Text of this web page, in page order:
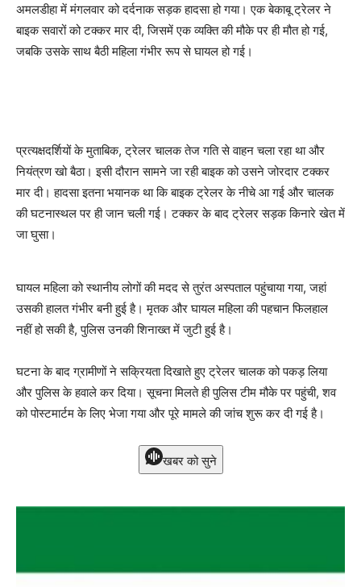
अमलडीहा में मंगलवार को दर्दनाक सड़क हादसा हो गया। एक बेकाबू ट्रेलर ने
बाइक सवारों को टक्कर मार दी, जिसमें एक व्यक्ति की मौके पर ही मौत हो गई,
जबकि उसके साथ बैठी महिला गंभीर रूप से घायल हो गई।
प्रत्यक्षदर्शियों के मुताबिक, ट्रेलर चालक तेज गति से वाहन चला रहा था और
नियंत्रण खो बैठा। इसी दौरान सामने जा रही बाइक को उसने जोरदार टक्कर
मार दी। हादसा इतना भयानक था कि बाइक ट्रेलर के नीचे आ गई और चालक
की घटनास्थल पर ही जान चली गई। टक्कर के बाद ट्रेलर सड़क किनारे खेत में
जा घुसा।
घायल महिला को स्थानीय लोगों की मदद से तुरंत अस्पताल पहुंचाया गया, जहां
उसकी हालत गंभीर बनी हुई है। मृतक और घायल महिला की पहचान फिलहाल
नहीं हो सकी है, पुलिस उनकी शिनाख्त में जुटी हुई है।
घटना के बाद ग्रामीणों ने सक्रियता दिखाते हुए ट्रेलर चालक को पकड़ लिया
और पुलिस के हवाले कर दिया। सूचना मिलते ही पुलिस टीम मौके पर पहुंची, शव
को पोस्टमार्टम के लिए भेजा गया और पूरे मामले की जांच शुरू कर दी गई है।
खबर को सुने